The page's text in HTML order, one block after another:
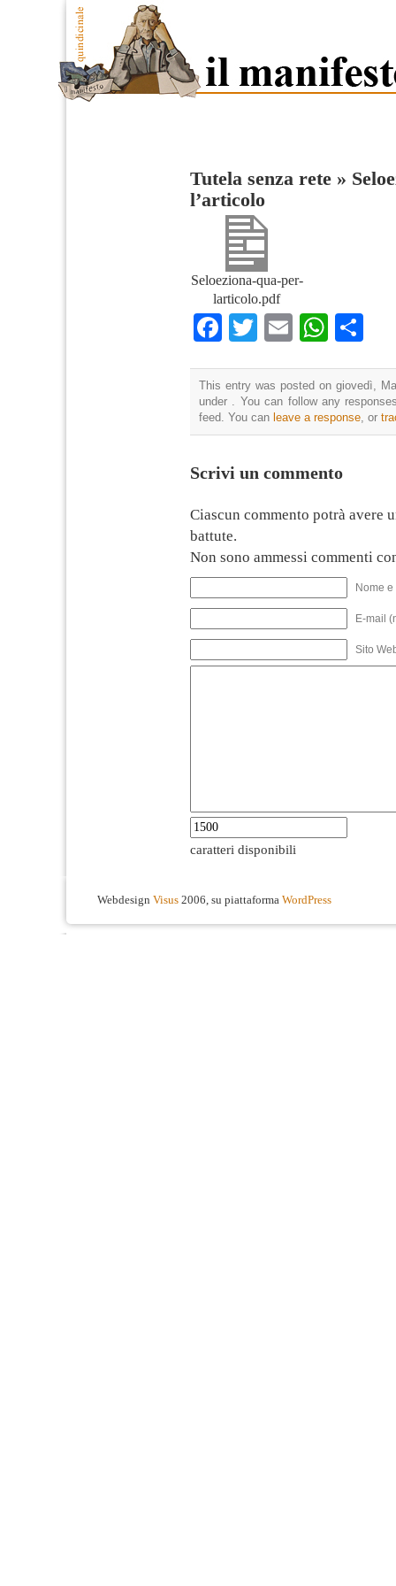
Tutela senza rete »
l’articolo
Seloeziona-qua-per-
larticolo.pdf
Facebook
TwitterEmail
This entry was posted on giovedì,
under . You can follow any
feed. You can leave a response, or
Scrivi un commento
Ciascun commento potrà avere
battute.
Non sono ammessi commenti
Nome
E-mail
Sito
caratteri disponibili
Webdesign Visus 2006, su piattaforma WordPress